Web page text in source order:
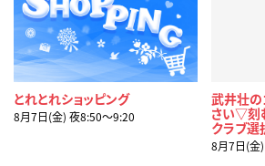
とれとれショッピング
8月7日(金) 夜8:50〜9:20
武井壮の
さい▽刻
クラブ選
8月7日(金